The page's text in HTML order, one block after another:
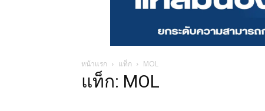
หน้าแรก แท็ก MOL
แท็ก: MOL